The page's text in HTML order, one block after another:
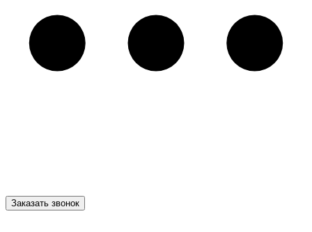
Заказать звонок